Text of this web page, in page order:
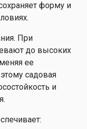
форму и
При
до высоких
ее
садовая
и